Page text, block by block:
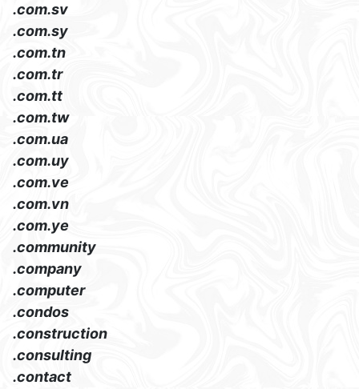
.com.sv
.com.sy
.com.tn
.com.tr
.com.tt
.com.tw
.com.ua
.com.uy
.com.ve
.com.vn
.com.ye
.community
.company
.computer
.condos
.construction
.consulting
.contact